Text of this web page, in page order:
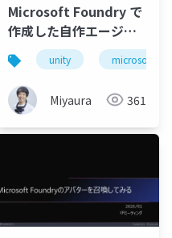
microsoftfoundry azure
Microsoft Foundry で
作成した自作エージェ
ントをアバターにして
対話してみた！
unity
Miyaura 361